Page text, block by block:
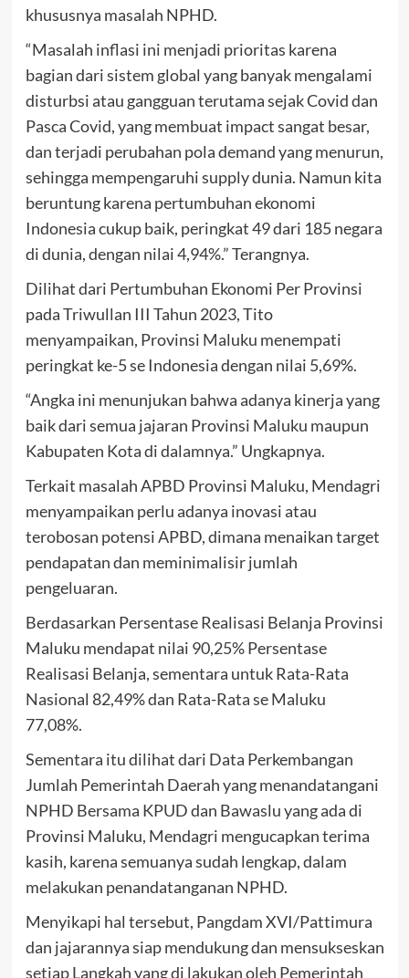
khususnya masalah NPHD.
“Masalah inflasi ini menjadi prioritas karena
bagian dari sistem global yang banyak mengalami
disturbsi atau gangguan terutama sejak Covid dan
Pasca Covid, yang membuat impact sangat besar,
dan terjadi perubahan pola demand yang menurun,
sehingga mempengaruhi supply dunia. Namun kita
beruntung karena pertumbuhan ekonomi
Indonesia cukup baik, peringkat 49 dari 185 negara
di dunia, dengan nilai 4,94%.” Terangnya.
Dilihat dari Pertumbuhan Ekonomi Per Provinsi
pada Triwullan III Tahun 2023, Tito
menyampaikan, Provinsi Maluku menempati
peringkat ke-5 se Indonesia dengan nilai 5,69%.
“Angka ini menunjukan bahwa adanya kinerja yang
baik dari semua jajaran Provinsi Maluku maupun
Kabupaten Kota di dalamnya.” Ungkapnya.
Terkait masalah APBD Provinsi Maluku, Mendagri
menyampaikan perlu adanya inovasi atau
terobosan potensi APBD, dimana menaikan target
pendapatan dan meminimalisir jumlah
pengeluaran.
Berdasarkan Persentase Realisasi Belanja Provinsi
Maluku mendapat nilai 90,25% Persentase
Realisasi Belanja, sementara untuk Rata-Rata
Nasional 82,49% dan Rata-Rata se Maluku
77,08%.
Sementara itu dilihat dari Data Perkembangan
Jumlah Pemerintah Daerah yang menandatangani
NPHD Bersama KPUD dan Bawaslu yang ada di
Provinsi Maluku, Mendagri mengucapkan terima
kasih, karena semuanya sudah lengkap, dalam
melakukan penandatanganan NPHD.
Menyikapi hal tersebut, Pangdam XVI/Pattimura
dan jajarannya siap mendukung dan mensukseskan
setiap Langkah yang di lakukan oleh Pemerintah